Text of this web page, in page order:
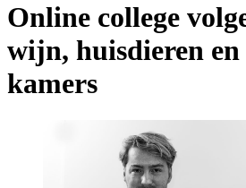
Online college
wijn, huisdieren
kamers